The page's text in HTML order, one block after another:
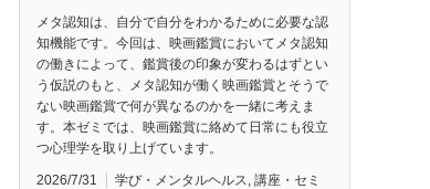
メタ認知は、自分で自分をわかるために必要な認
知機能です。今回は、映画鑑賞においてメタ認知
の働きによって、鑑賞後の印象が変わるはずとい
う仮説のもと、メタ認知が働く映画鑑賞とそうで
ない映画鑑賞で何が異なるのかを一緒に考えま
す。本ゼミでは、映画鑑賞に絡めて日常にも役立
つ心理学を取り上げています。
2026/7/31 学び・メンタルヘルス, 講座・セミ